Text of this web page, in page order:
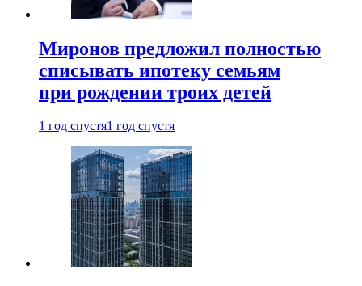
Миронов предложил полностью
списывать ипотеку семьям
при рождении троих детей
1 год спустя1 год спустя